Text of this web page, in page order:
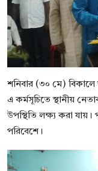
শনিবার (৩০ মে)
এ কর্মসূচিতে স্থানীয়
উপস্থিতি লক্ষ্য করা
পরিবেশে।